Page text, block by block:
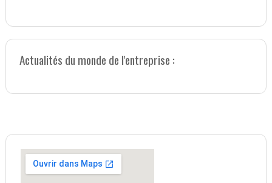
Actualités du monde de l'entreprise :